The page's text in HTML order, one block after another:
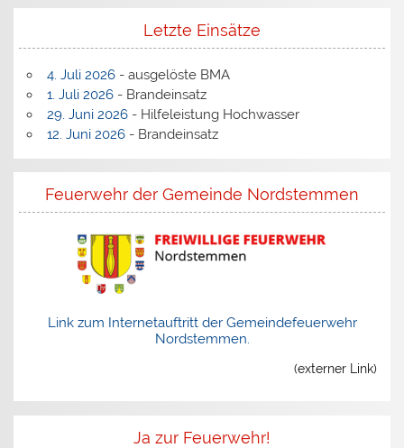
Letzte Einsätze
4. Juli 2026- ausgelöste BMA
1. Juli 2026- Brandeinsatz
29. Juni 2026- Hilfeleistung Hochwasser
12. Juni 2026- Brandeinsatz
Feuerwehr der Gemeinde Nordstemmen
Link zum Internetauftritt der Gemeindefeuerwehr
Nordstemmen.
(externer Link)
Ja zur Feuerwehr!